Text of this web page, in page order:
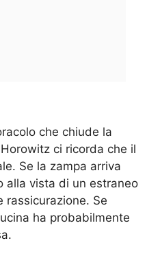
che chiude la
ci ricorda che il
Se la zampa arriva
alla vista di un estraneo
rassicurazione. Se
ha probabilmente